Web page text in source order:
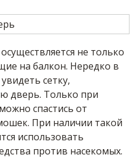
не только
на балкон. Нередко в
сетку,
дверь. Только при
спастись от
При наличии такой
использовать
против насекомых.